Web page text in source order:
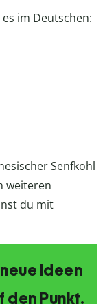
im Deutschen:
Senfkohl
weiteren
du mit
Ideen
den Punkt.